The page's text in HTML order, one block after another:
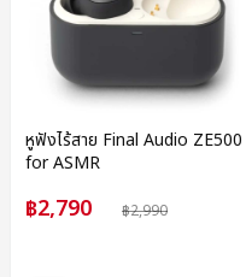
หูฟังไร้สาย Final Audio ZE500
for ASMR
฿2,790 ฿2,990